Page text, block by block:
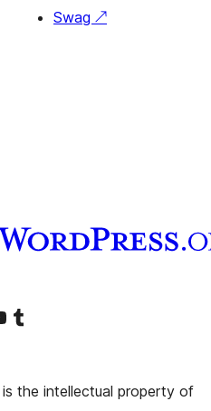
Swag ↗
द्या आमच्या टंबलर खात्याला भेट द्या.
the intellectual property of